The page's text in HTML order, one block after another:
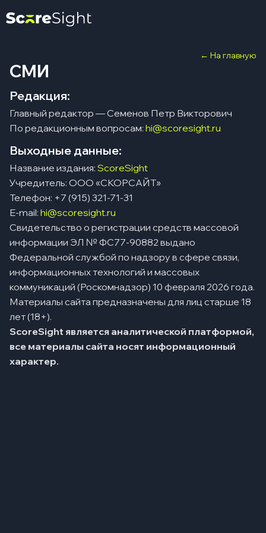
← На главную
СМИ
Редакция:
Главный редактор — Семенов Петр Викторович
По редакционным вопросам: hi@scoresight.ru
Выходные данные:
Название издания: ScoreSight
Учредитель: ООО «СКОРСАЙТ»
Телефон: +7 (915) 321-71-31
E-mail: hi@scoresight.ru
Свидетельство о регистрации средств массовой
информации ЭЛ № ФС77-90882 выдано
Федеральной службой по надзору в сфере связи,
информационных технологий и массовых
коммуникаций (Роскомнадзор) 10 февраля 2026 года.
Материалы сайта предназначены для лиц старше 18
лет (18+).
ScoreSight является аналитической платформой,
все материалы сайта носят информационный
характер.